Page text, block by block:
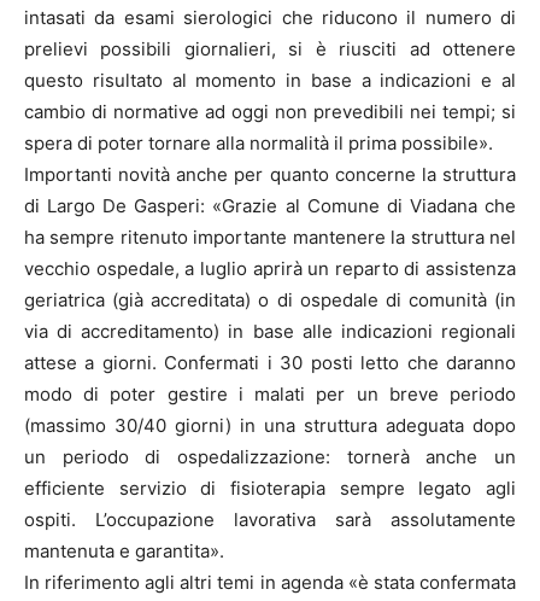
intasati da esami sierologici che riducono il numero di
prelievi possibili giornalieri, si è riusciti ad ottenere
questo risultato al momento in base a indicazioni e al
cambio di normative ad oggi non prevedibili nei tempi; si
spera di poter tornare alla normalità il prima possibile».
Importanti novità anche per quanto concerne la struttura
di Largo De Gasperi: «Grazie al Comune di Viadana che
ha sempre ritenuto importante mantenere la struttura nel
vecchio ospedale, a luglio aprirà un reparto di assistenza
geriatrica (già accreditata) o di ospedale di comunità (in
via di accreditamento) in base alle indicazioni regionali
attese a giorni. Confermati i 30 posti letto che daranno
modo di poter gestire i malati per un breve periodo
(massimo 30/40 giorni) in una struttura adeguata dopo
un periodo di ospedalizzazione: tornerà anche un
efficiente servizio di fisioterapia sempre legato agli
ospiti. L’occupazione lavorativa sarà assolutamente
mantenuta e garantita».
In riferimento agli altri temi in agenda «è stata confermata